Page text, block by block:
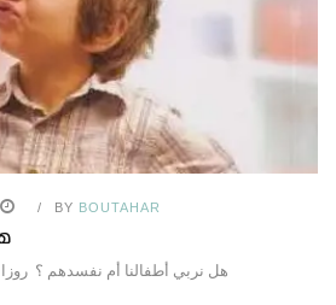
BY BOUTAHAR
هل نربي أطفالنا أم نفسدهم ؟